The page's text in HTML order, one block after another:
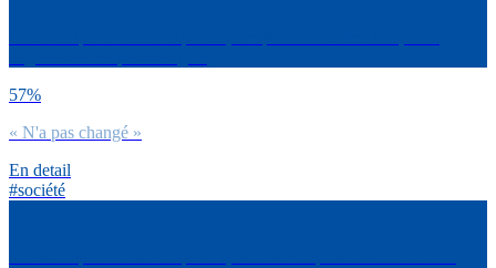
57%
« N'a pas changé »
En detail
#société